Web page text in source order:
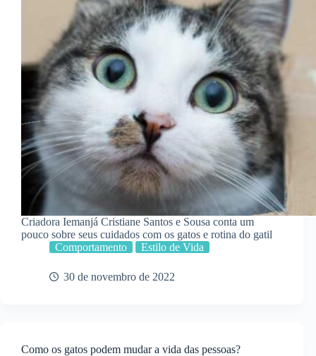
Criadora Iemanjá Cristiane Santos e Sousa conta um
pouco sobre seus cuidados com os gatos e rotina do gatil
Comportamento
Estilo de Vida
30 de novembro de 2022
Como os gatos podem mudar a vida das pessoas?